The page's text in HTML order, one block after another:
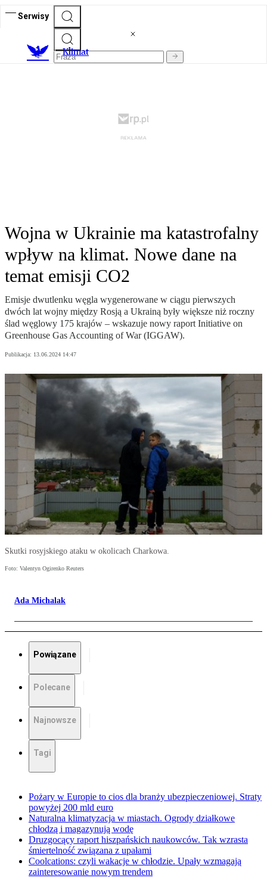
Serwisy
Klimat
Wojna w Ukrainie ma katastrofalny
wpływ na klimat. Nowe dane na
temat emisji CO2
Emisje dwutlenku węgla wygenerowane w ciągu pierwszych
dwóch lat wojny między Rosją a Ukrainą były większe niż roczny
ślad węglowy 175 krajów – wskazuje nowy raport Initiative on
Greenhouse Gas Accounting of War (IGGAW).
Publikacja: 13.06.2024 14:47
Skutki rosyjskiego ataku w okolicach Charkowa.
Foto: Valentyn Ogirenko Reuters
Ada Michalak
Powiązane
Polecane
Najnowsze
Tagi
Pożary w Europie to cios dla branży ubezpieczeniowej. Straty
powyżej 200 mld euro
Naturalna klimatyzacja w miastach. Ogrody działkowe
chłodzą i magazynują wodę
Druzgocący raport hiszpańskich naukowców. Tak wzrasta
śmiertelność związana z upałami
Coolcations: czyli wakacje w chłodzie. Upały wzmagają
zainteresowanie nowym trendem